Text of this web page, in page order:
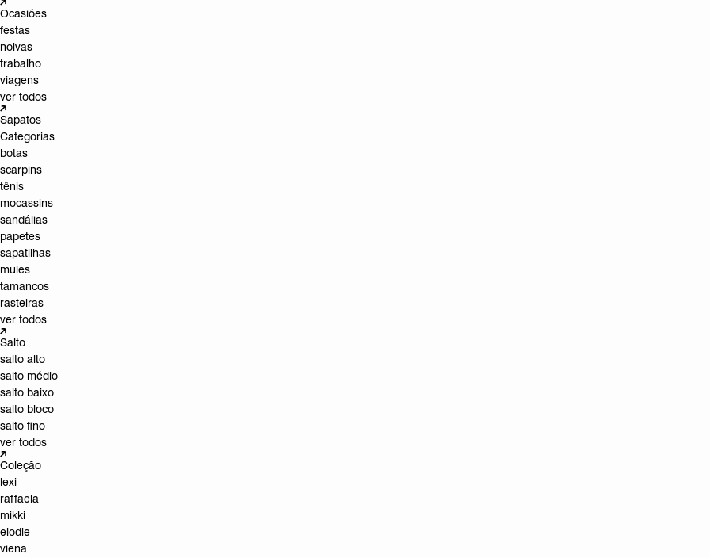
Ocasiões
festas
noivas
trabalho
viagens
ver todos
Sapatos
Categorias
botas
scarpins
tênis
mocassins
sandálias
papetes
sapatilhas
mules
tamancos
rasteiras
ver todos
Salto
salto alto
salto médio
salto baixo
salto bloco
salto fino
ver todos
Coleção
lexi
raffaela
mikki
elodie
viena